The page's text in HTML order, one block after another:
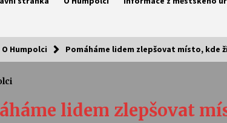
za kulturou?
Camerata a Sukuba Ensemble
4. 8. 2026
O Humpolci Pomáháme lidem zlepšovat místo, kde
lidem zlepšovat